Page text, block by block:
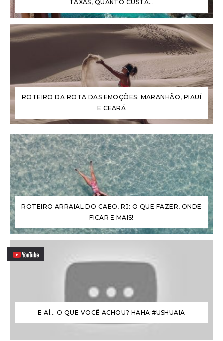
TAXAS, QUANTO CUSTA...
ROTEIRO DA ROTA DAS EMOÇÕES: MARANHÃO, PIAUÍ
E CEARÁ
ROTEIRO ARRAIAL DO CABO, RJ: O QUE FAZER, ONDE
FICAR E MAIS!
E AÍ… O QUE VOCÊ ACHOU? HAHA #USHUAIA